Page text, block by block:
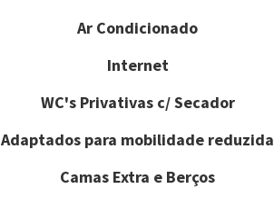
Ar Condicionado
Internet
WC's Privativas c/ Secador
Adaptados para mobilidade reduzida
Camas Extra e Berços